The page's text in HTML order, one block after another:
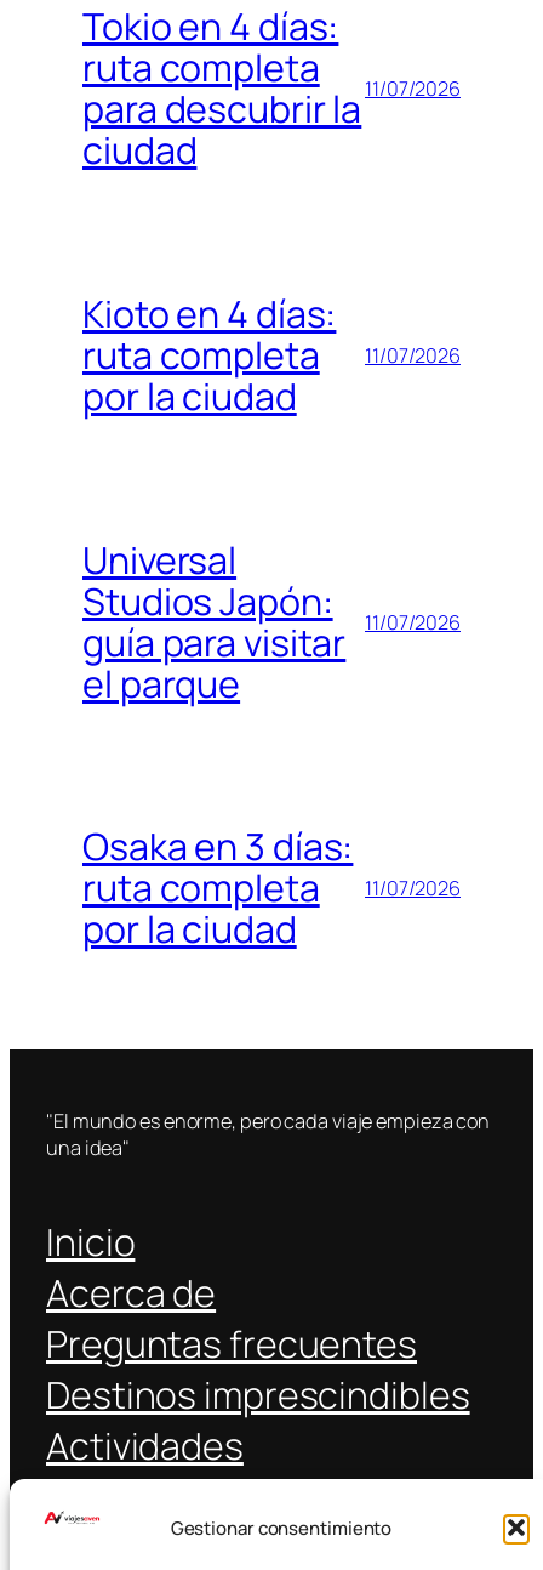
Gestionar consentimiento
Tokio en 4 días:
ruta completa
para descubrir la
ciudad
11/07/2026
Kioto en 4 días:
ruta completa
por la ciudad
11/07/2026
Universal
Studios Japón:
guía para visitar
el parque
11/07/2026
Osaka en 3 días:
ruta completa
por la ciudad
11/07/2026
"El mundo es enorme, pero cada viaje empieza con
una idea"
Inicio
Acerca de
Preguntas frecuentes
Destinos imprescindibles
Actividades
Transporte público